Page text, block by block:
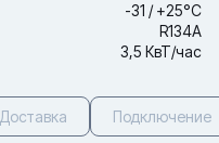
-31 / +25°С
R134A
3,5 КвТ/час
Доставка Подключение